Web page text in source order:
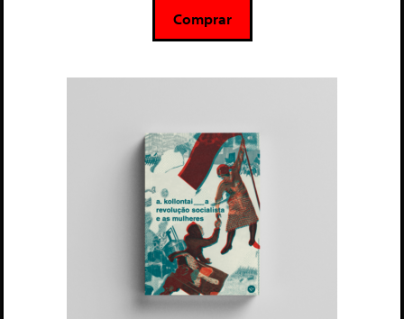
Comprar